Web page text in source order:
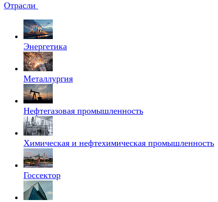
Отрасли
Энергетика
Металлургия
Нефтегазовая промышленность
Химическая и нефтехимическая промышленность
Госсектор